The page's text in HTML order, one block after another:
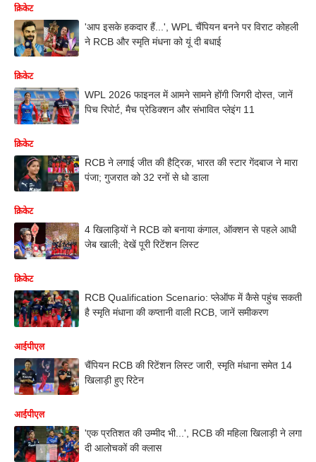
क्रिकेट
'आप इसके हकदार हैं...', WPL चैंपियन बनने पर विराट कोहली
ने RCB और स्मृति मंधना को यूं दी बधाई
क्रिकेट
WPL 2026 फाइनल में आमने सामने होंगी जिगरी दोस्त, जानें
पिच रिपोर्ट, मैच प्रेडिक्शन और संभावित प्लेइंग 11
क्रिकेट
RCB ने लगाई जीत की हैट्रिक, भारत की स्टार गेंदबाज ने मारा
पंजा; गुजरात को 32 रनों से धो डाला
क्रिकेट
4 खिलाड़ियों ने RCB को बनाया कंगाल, ऑक्शन से पहले आधी
जेब खाली; देखें पूरी रिटेंशन लिस्ट
क्रिकेट
RCB Qualification Scenario: प्लेऑफ में कैसे पहुंच सकती
है स्मृति मंधाना की कप्तानी वाली RCB, जानें समीकरण
आईपीएल
चैंपियन RCB की रिटेंशन लिस्ट जारी, स्मृति मंधाना समेत 14
खिलाड़ी हुए रिटेन
आईपीएल
'एक प्रतिशत की उम्मीद भी...', RCB की महिला खिलाड़ी ने लगा
दी आलोचकों की क्लास